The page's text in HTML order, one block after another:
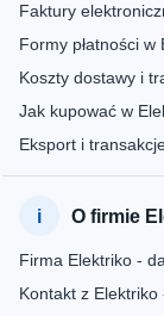
Faktury
Formy płatności w
Koszty dostawy i
Jak kupować w
Eksport i
O firmie
Firma Elektriko -
Kontakt z